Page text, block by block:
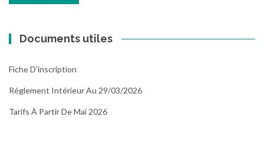
Documents utiles
Fiche D'inscription
Réglement Intérieur Au 29/03/2026
Tarifs À Partir De Mai 2026